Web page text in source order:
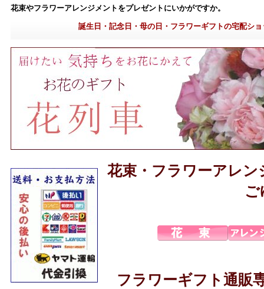
花束やフラワーアレンジメントをプレゼントにいかがですか。
誕生日・記念日・母の日・フラワーギフトの宅配シ
花束・フラワーアレ
フラワーギフト通販